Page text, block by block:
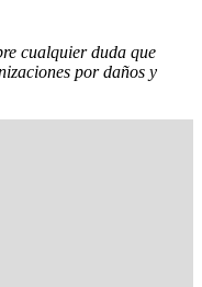
cualquier duda que
por daños y